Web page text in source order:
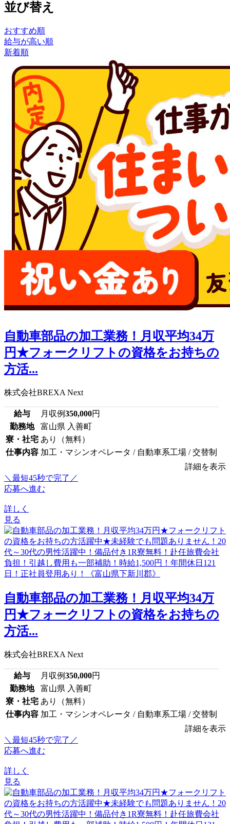
並び替え
おすすめ順
給与が高い順
新着順
自動車部品の加工業務！月収平均34万
円★フォークリフトの資格をお持ちの
方活...
株式会社BREXA Next
給与 月収例350,000円
勤務地
富山県 入善町
寮・社宅 あり（無料）
仕事内容 加工・マシンオペレータ / 自動車系工場 / 交替制
詳細を表示
＼最短45秒で完了／
応募へ進む
詳しく
見る
自動車部品の加工業務！月収平均34万
円★フォークリフトの資格をお持ちの
方活...
株式会社BREXA Next
給与 月収例350,000円
勤務地
富山県 入善町
寮・社宅 あり（無料）
仕事内容 加工・マシンオペレータ / 自動車系工場 / 交替制
詳細を表示
＼最短45秒で完了／
応募へ進む
詳しく
見る